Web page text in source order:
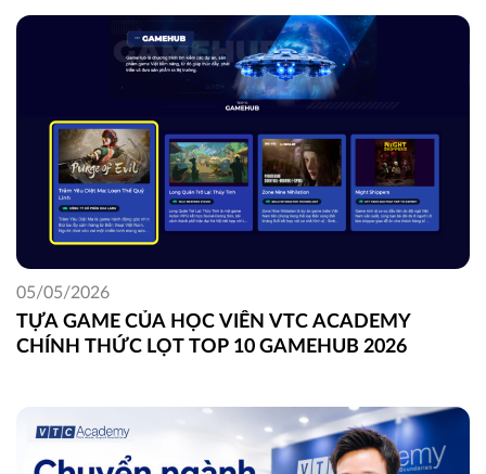
TỰA GAME CỦA HỌC VIÊN VTC ACADEMY
CHÍNH THỨC LỌT TOP 10 GAMEHUB 2026
05/05/2026